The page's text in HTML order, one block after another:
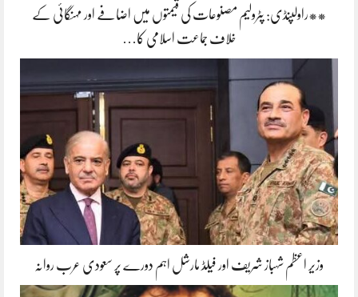
**راولپنڈی: پٹرولیم مصنوعات کی قیمتوں میں اضافے اور مہنگائی کے
خلاف جماعت اسلامی کا…
وزیر اعظم شہباز شریف اور فیلڈ مارشل اہم دورے پر سعودی عرب روانہ